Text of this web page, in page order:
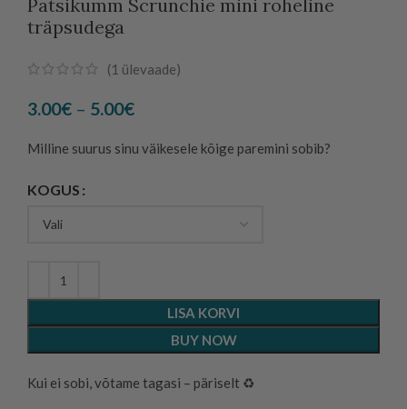
Patsikumm Scrunchie mini roheline
träpsudega
(1 ülevaade)
3.00€ – 5.00€Price
3.00€
Milline suurus sinu väikesele kõige paremini sobib?
KOGUS
LISA KORVI
BUY NOW
Kui ei sobi, võtame tagasi – päriselt ♻️